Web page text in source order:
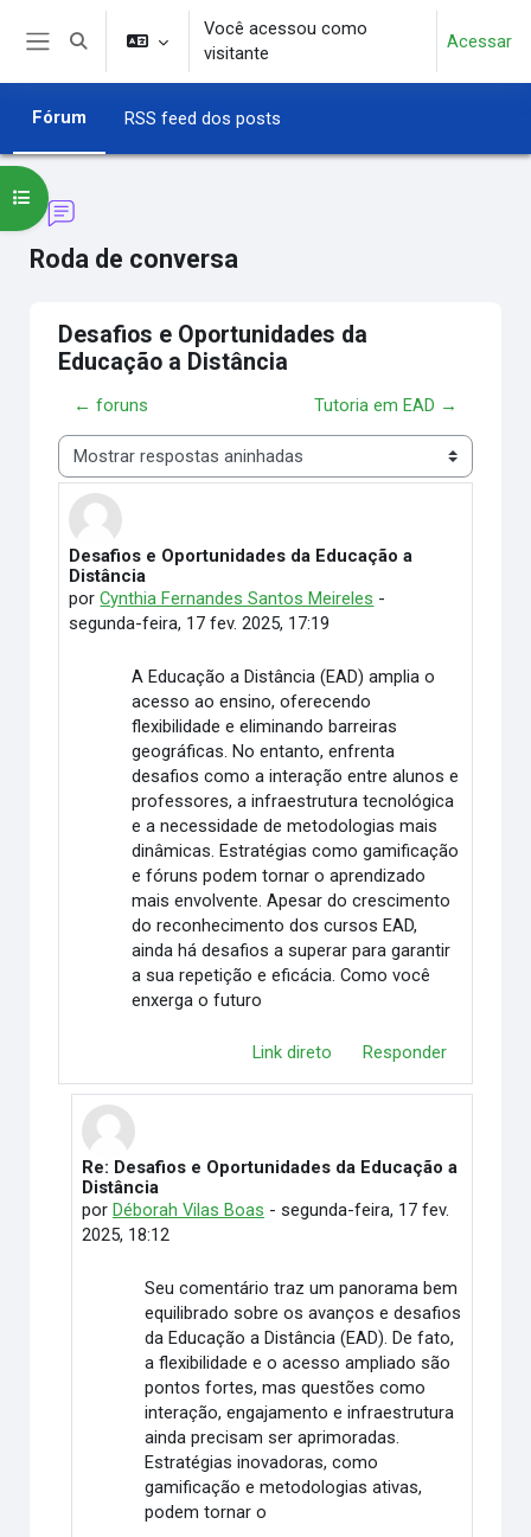
Ir para o conteúdo principal
Alternar entrada de pesquisa
Você acessou como
visitante
Acessar
Fórum RSS feed dos posts
Roda de conversa
Abrir índice do curso
Desafios e Oportunidades da
Educação a Distância
← foruns Tutoria em EAD →
Modo de visualização
Desafios e Oportunidades da Educação a
Distância
porCynthia Fernandes Santos Meireles -
segunda-feira, 17 fev. 2025, 17:19
Número de respostas: 6
A Educação a Distância (EAD) amplia o
acesso ao ensino, oferecendo
flexibilidade e eliminando barreiras
geográficas. No entanto, enfrenta
desafios como a interação entre alunos e
professores, a infraestrutura tecnológica
e a necessidade de metodologias mais
dinâmicas. Estratégias como gamificação
e fóruns podem tornar o aprendizado
mais envolvente. Apesar do crescimento
do reconhecimento dos cursos EAD,
ainda há desafios a superar para garantir
a sua repetição e eficácia. Como você
enxerga o futuro
Link direto Responder
Em resposta à Cynthia Fernandes Santos Meireles
Re: Desafios e Oportunidades da Educação a
Distância
por Déborah Vilas Boas - segunda-feira, 17 fev.
2025, 18:12
Seu comentário traz um panorama bem
equilibrado sobre os avanços e desafios
da Educação a Distância (EAD). De fato,
a flexibilidade e o acesso ampliado são
pontos fortes, mas questões como
interação, engajamento e infraestrutura
ainda precisam ser aprimoradas.
Estratégias inovadoras, como
gamificação e metodologias ativas,
podem tornar o